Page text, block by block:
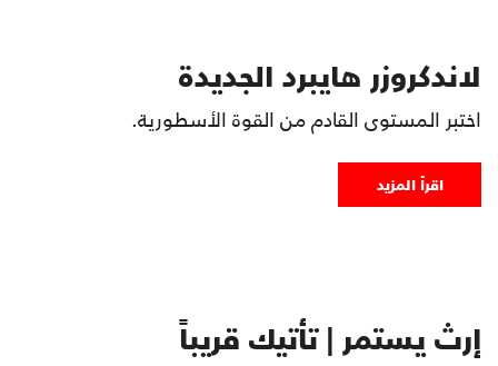
لاندكروزر هايبرد الجديدة
اختبر المستوى القادم من القوة الأسطورية.
اقرأ المزيد
إرث يستمر | تأتيك قريباً